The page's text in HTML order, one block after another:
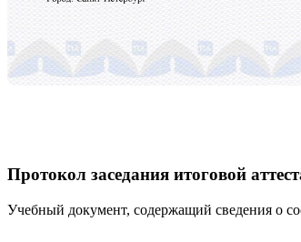
Протокол заседания итоговой
Учебный документ, содержащий сведения о